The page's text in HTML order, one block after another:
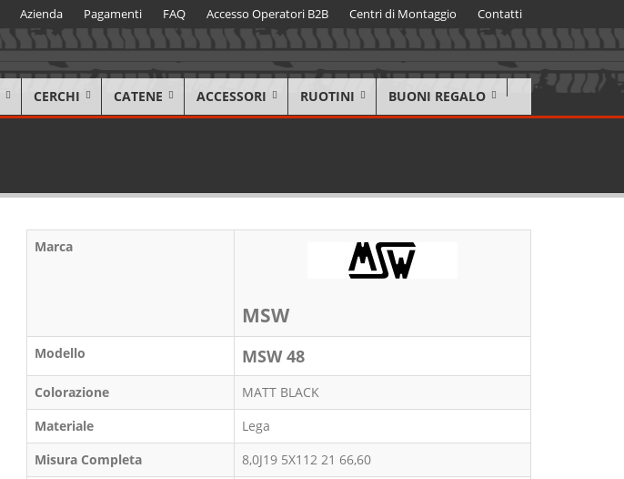
Azienda Pagamenti FAQ Accesso Operatori B2B Centri di Montaggio Contatti
CERCHI CATENE ACCESSORI RUOTINI BUONI REGALO
Marca
MSW
Modello MSW 48
Colorazione
MATT BLACK
Materiale
Lega
Misura Completa
8,0J19 5X112 21 66,60